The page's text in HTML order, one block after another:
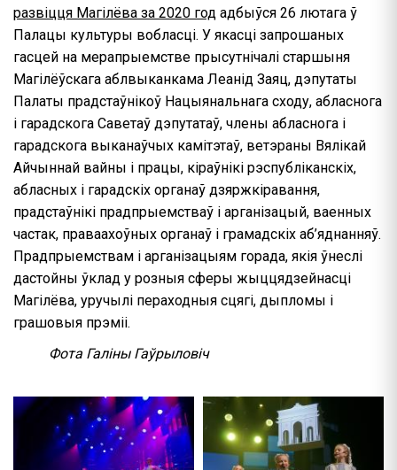
развіцця Магілёва за 2020 год адбыўся 26 лютага ў
Палацы культуры вобласці. У якасці запрошаных
гасцей на мерапрыемстве прысутнічалі старшыня
Магілёўскага аблвыканкама Леанід Заяц, дэпутаты
Палаты прадстаўнікоў Нацыянальнага сходу, абласнога
і гарадскога Саветаў дэпутатаў, члены абласнога і
гарадскога выканаўчых камітэтаў, ветэраны Вялікай
Айчыннай вайны і працы, кіраўнікі рэспубліканскіх,
абласных і гарадскіх органаў дзяржкіравання,
прадстаўнікі прадпрыемстваў і арганізацый, ваенных
частак, праваахоўных органаў і грамадскіх аб’яднанняў.
Прадпрыемствам і арганізацыям горада, якія ўнеслі
дастойны ўклад у розныя сферы жыццядзейнасці
Магілёва, уручылі пераходныя сцягі, дыпломы і
грашовыя прэміі.
Фота Галіны Гаўрыловіч